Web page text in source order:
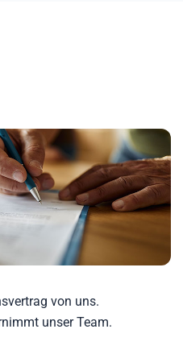
von uns.
unser Team.